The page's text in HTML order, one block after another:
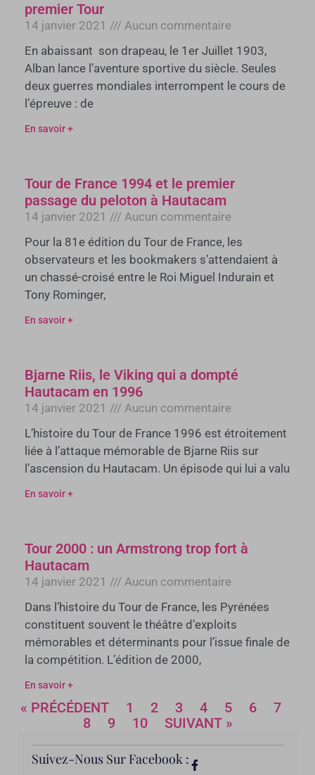
premier Tour
14 janvier 2021
Aucun commentaire
En abaissant son drapeau, le 1er Juillet 1903,
Alban lance l’aventure sportive du siècle. Seules
deux guerres mondiales interrompent le cours de
l’épreuve : de
En savoir +
Tour de France 1994 et le premier
passage du peloton à Hautacam
14 janvier 2021
Aucun commentaire
Pour la 81e édition du Tour de France, les
observateurs et les bookmakers s’attendaient à
un chassé-croisé entre le Roi Miguel Indurain et
Tony Rominger,
En savoir +
Bjarne Riis, le Viking qui a dompté
Hautacam en 1996
14 janvier 2021
Aucun commentaire
L’histoire du Tour de France 1996 est étroitement
liée à l’attaque mémorable de Bjarne Riis sur
l’ascension du Hautacam. Un épisode qui lui a valu
En savoir +
Tour 2000 : un Armstrong trop fort à
Hautacam
14 janvier 2021
Aucun commentaire
Dans l’histoire du Tour de France, les Pyrénées
constituent souvent le théâtre d’exploits
mémorables et déterminants pour l’issue finale de
la compétition. L’édition de 2000,
En savoir +
« PRÉCÉDENT 1 2 3 4 5 6
7
8
9 10 SUIVANT »
Suivez-Nous Sur Facebook :